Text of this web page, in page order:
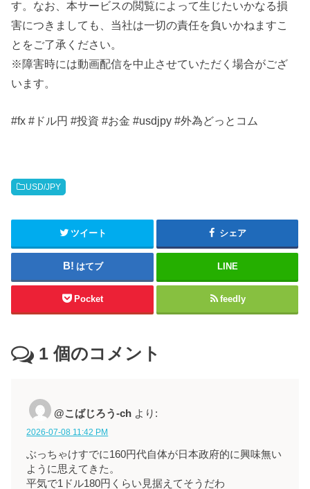
す。なお、本サービスの閲覧によって生じたいかなる損
害につきましても、当社は一切の責任を負いかねますこ
とをご了承ください。
※障害時には動画配信を中止させていただく場合がござ
います。
#fx #ドル円 #投資 #お金 #usdjpy #外為どっとコム
USD/JPY
ツイート シェア
はてブ LINE
Pocket feedly
1 個のコメント
@こばじろう-ch より:
2026-07-08 11:42 PM
ぶっちゃけすでに160円代自体が日本政府的に興味無い
ように思えてきた。
平気で1ドル180円くらい見据えてそうだわ